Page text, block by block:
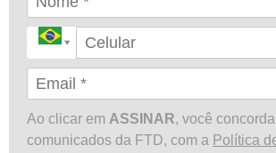
Ao clicar em ASSINAR, você
comunicados da FTD, com a Política